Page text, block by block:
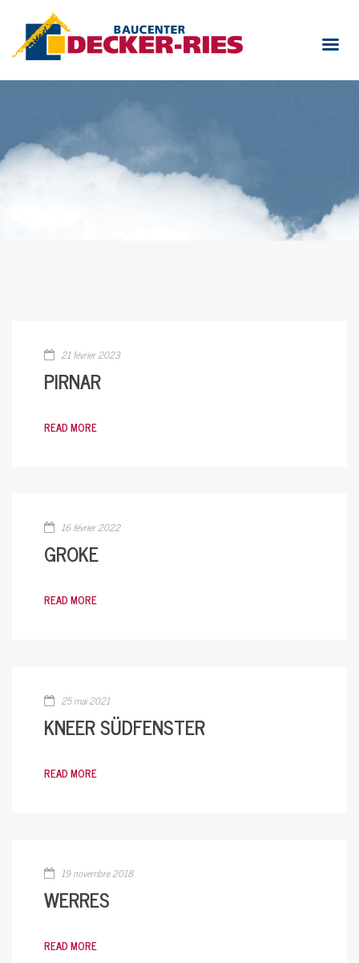
21 février 2023
PIRNAR
READ MORE
16 février 2022
GROKE
READ MORE
25 mai 2021
KNEER SÜDFENSTER
READ MORE
19 novembre 2018
WERRES
READ MORE